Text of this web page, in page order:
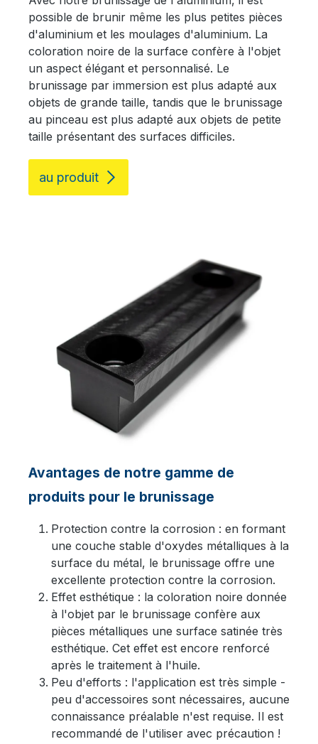
possible de brunir même les plus petites pièces
d'aluminium et les moulages d'aluminium. La
coloration noire de la surface confère à l'objet
un aspect élégant et personnalisé. Le
brunissage par immersion est plus adapté aux
objets de grande taille, tandis que le brunissage
au pinceau est plus adapté aux objets de petite
taille présentant des surfaces difficiles.
au produit
Avantages de notre gamme de
produits pour le brunissage
Protection contre la corrosion : en formant
une couche stable d'oxydes métalliques à la
surface du métal, le brunissage offre une
excellente protection contre la corrosion.
Effet esthétique : la coloration noire donnée
à l'objet par le brunissage confère aux
pièces métalliques une surface satinée très
esthétique. Cet effet est encore renforcé
après le traitement à l'huile.
Peu d'efforts : l'application est très simple -
peu d'accessoires sont nécessaires, aucune
connaissance préalable n'est requise. Il est
recommandé de l'utiliser avec précaution !